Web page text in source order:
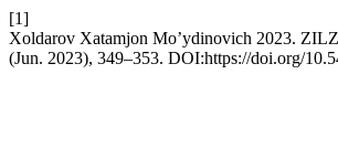
[1]
Xoldarov Xatamjon Mo’ydinovich 2023.
(Jun. 2023), 349–353. DOI:https://doi.org/